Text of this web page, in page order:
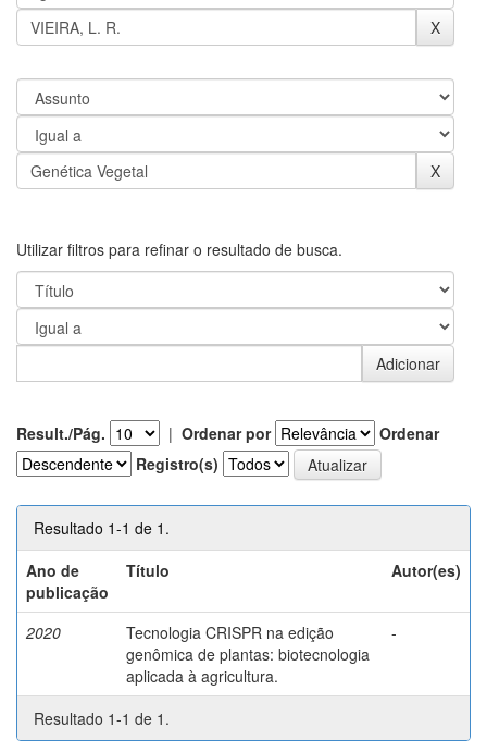
Utilizar filtros para refinar o resultado de busca.
Result./Pág. | Ordenar por
Ordenar
Registro(s)
Resultado 1-1 de 1.
Ano de
publicação
Título Autor(es)
2020
Tecnologia CRISPR na edição
genômica de plantas: biotecnologia
aplicada à agricultura.
-
Resultado 1-1 de 1.